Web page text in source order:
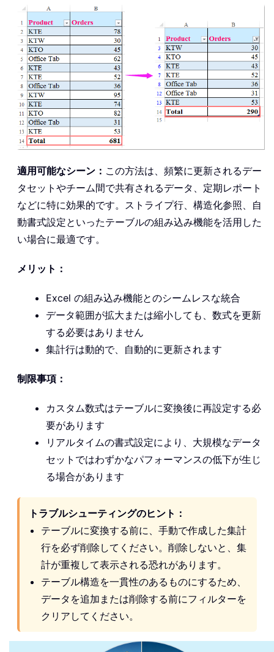
適用可能なシーン： この方法は、頻繁に更新されるデー
タセットやチーム間で共有されるデータ、定期レポート
などに特に効果的です。ストライプ行、構造化参照、自
動書式設定といったテーブルの組み込み機能を活用した
い場合に最適です。
メリット：
Excel の組み込み機能とのシームレスな統合
データ範囲が拡大または縮小しても、数式を更新
する必要はありません
集計行は動的で、自動的に更新されます
制限事項：
カスタム数式はテーブルに変換後に再設定する必
要があります
リアルタイムの書式設定により、大規模なデータ
セットではわずかなパフォーマンスの低下が生じ
る場合があります
トラブルシューティングのヒント：
テーブルに変換する前に、手動で作成した集計
行を必ず削除してください。削除しないと、集
計が重複して表示される恐れがあります。
テーブル構造を一貫性のあるものにするため、
データを追加または削除する前にフィルターを
クリアしてください。